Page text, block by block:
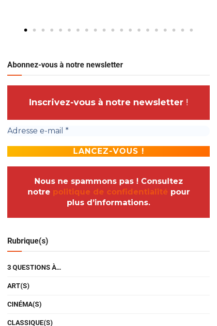
Abonnez-vous à notre newsletter
Inscrivez-vous à notre newsletter !
Nous ne spammons pas ! Consultez
notre politique de confidentialité pour
plus d’informations.
Rubrique(s)
3 QUESTIONS À…
ART(S)
CINÉMA(S)
CLASSIQUE(S)